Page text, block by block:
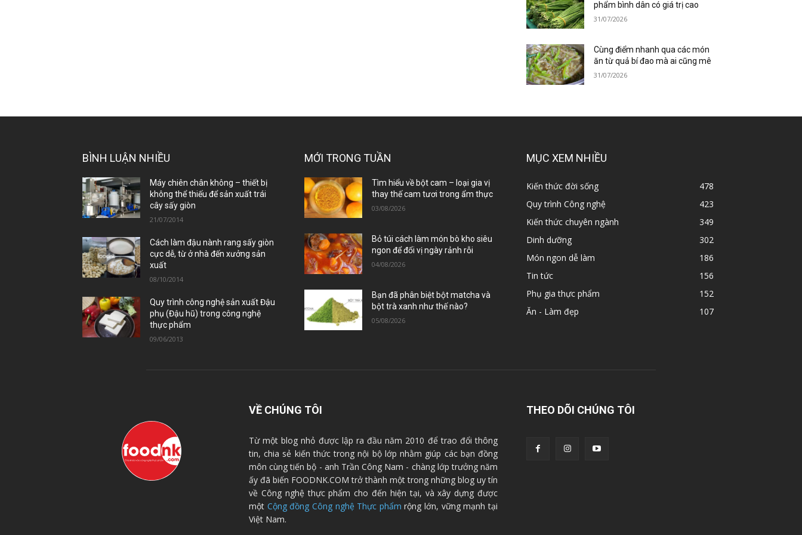
phẩm bình dân có giá trị cao
31/07/2026
Cùng điểm nhanh qua các món
ăn từ quả bí đao mà ai cũng mê
31/07/2026
BÌNH LUẬN NHIỀU
Máy chiên chân không – thiết bị
không thể thiếu để sản xuất trái
cây sấy giòn
21/07/2014
Cách làm đậu nành rang sấy giòn
cực dễ, từ ở nhà đến xưởng sản
xuất
08/10/2014
Quy trình công nghệ sản xuất Đậu
phụ (Đậu hũ) trong công nghệ
thực phẩm
09/06/2013
MỚI TRONG TUẦN
Tìm hiểu về bột cam – loại gia vị
thay thế cam tươi trong ẩm thực
03/08/2026
Bỏ túi cách làm món bò kho siêu
ngon để đổi vị ngày rảnh rỗi
04/08/2026
Bạn đã phân biệt bột matcha và
bột trà xanh như thế nào?
05/08/2026
MỤC XEM NHIỀU
Kiến thức đời sống
478
Quy trình Công nghệ
423
Kiến thức chuyên ngành
349
Dinh dưỡng
302
Món ngon dễ làm
186
Tin tức
156
Phụ gia thực phẩm
152
Ăn - Làm đẹp
107
VỀ CHÚNG TÔI
Từ một blog nhỏ được lập ra đầu năm 2010 để trao đổi thông
tin, chia sẻ kiến thức trong nội bộ lớp nhằm giúp các bạn đồng
môn cùng tiến bộ - anh Trần Công Nam - chàng lớp trưởng năm
ấy đã biến FOODNK.COM trở thành một trong những blog uy tín
về Công nghệ thực phẩm cho đến hiện tại, và xây dựng được
một Cộng đồng Công nghệ Thực phẩm rộng lớn, vững mạnh tại
Việt Nam.
THEO DÕI CHÚNG TÔI